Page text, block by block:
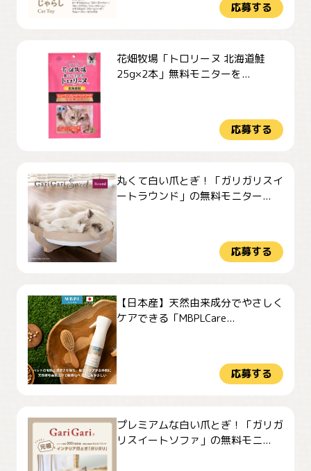
応募する
花畑牧場「トロリーヌ 北海道鮭
25g×2本」無料モニターを...
応募する
丸くて白い爪とぎ！「ガリガリスイ
ートラウンド」の無料モニター...
応募する
【日本産】天然由来成分でやさしく
ケアできる「MBPLCare...
応募する
プレミアムな白い爪とぎ！「ガリガ
リスイートソファ」の無料モニ...